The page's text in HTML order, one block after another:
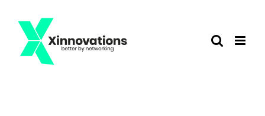
Inhalt
springen